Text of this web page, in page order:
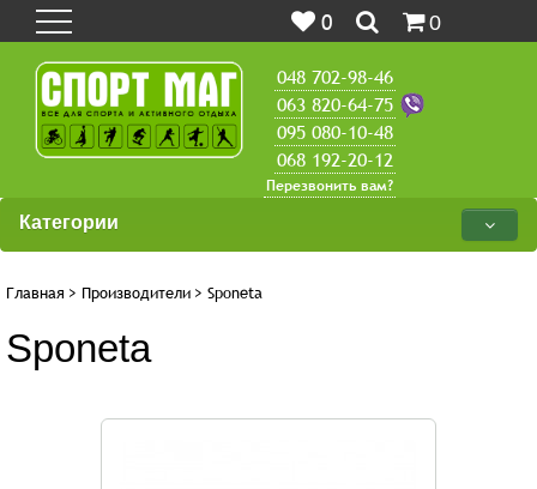
0 0
048 702-98-46
063 820-64-75
095 080-10-48
068 192-20-12
Перезвонить вам?
Категории
Главная > Производители > Sponeta
Sponeta